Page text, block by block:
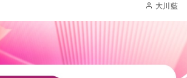
大川藍